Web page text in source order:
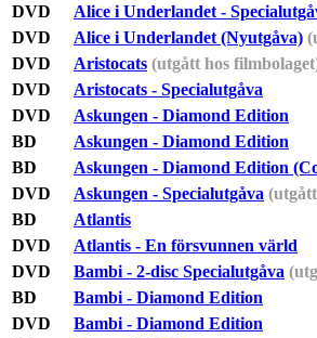
DVD
Alice i Underlandet -
DVD
Alice i Underlandet (Nyutgåva)
DVD
Aristocats (utgått hos
DVD
Aristocats - Specialutgåva
DVD
Askungen - Diamond Edition
BD
Askungen - Diamond Edition
BD
Askungen - Diamond Edition
DVD
Askungen - Specialutgåva
BD
Atlantis
DVD
Atlantis - En försvunnen värld
DVD
Bambi - 2-disc Specialutgåva
BD
Bambi - Diamond Edition
DVD
Bambi - Diamond Edition